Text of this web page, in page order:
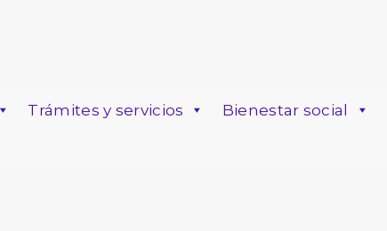
Trámites y servicios Bienestar social